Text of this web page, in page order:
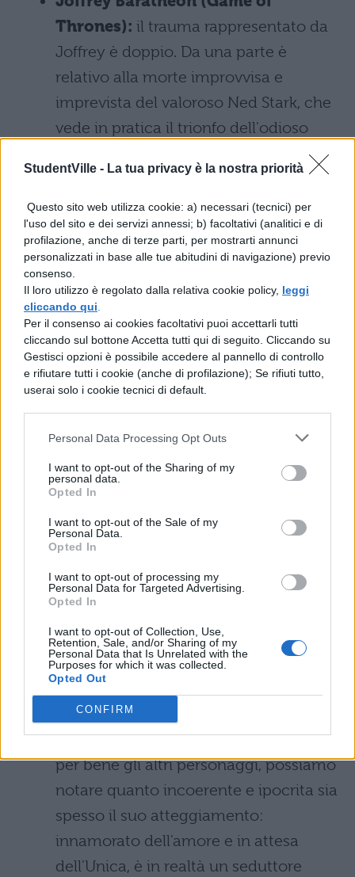
StudentVille - La tua privacy è la nostra priorità
Questo sito web utilizza cookie: a) necessari (tecnici) per
l'uso del sito e dei servizi annessi; b) facoltativi (analitici e di
profilazione, anche di terze parti, per mostrarti annunci
personalizzati in base alle tue abitudini di navigazione) previo
consenso.
Il loro utilizzo è regolato dalla relativa cookie policy, leggi
cliccando qui
Per il consenso ai cookies facoltativi puoi accettarli tutti
cliccando sul bottone Accetta tutti qui di seguito. Cliccando su
Gestisci opzioni è possibile accedere al pannello di controllo
e rifiutare tutti i cookie (anche di profilazione); Se rifiuti tutto,
userai solo i cookie tecnici di default.
Personal Data Processing Opt Outs
I want to opt-out of the Sharing of my
personal data.
Opted In
I want to opt-out of the Sale of my
Personal Data.
Opted In
I want to opt-out of processing my
Personal Data for Targeted Advertising.
Opted In
I want to opt-out of Collection, Use,
Retention, Sale, and/or Sharing of my
Personal Data that Is Unrelated with the
Purposes for which it was collected.
Opted Out
CONFIRM
Thrones): il trauma rappresentato da
Joffrey è doppio. Da una parte è
relativo alla morte improvvisa e
imprevista del valoroso Ned Stark, che
vede in pratica il trionfo dell'odioso
consapevolezza che, nonostante
l'estrema antipatia causata dal suo
sadismo e dall'arroganza estrema, la
sua morte, per quanto piacevole, non è
in grado di ridarci la serenità perduta.
Negan (The Walking Dead):in una
serie tv in cui i protagonisti sono
costantemente in balia di pericoli
estremi, circostanze esterne
spicca su ogni altro villain per il modo
in cui ci fa sentire l'impotenza dei
nostri eroi. E senza fare spoiler
possiamo almeno alludere alla pesante
e brutale morte di cui è responsabile
con totale indifferenza.
Ted Mosby (How I Met Your
Mother):Ted è davvero uno strano
personaggio. Si tratta di colui che
guida la narrazione della serie tv,
facendoci vedere tutto con i suoi
occhi. Ma al tempo stesso, osservando
per bene gli altri personaggi, possiamo
notare quanto incoerente e ipocrita sia
spesso il suo atteggiamento:
innamorato dell'amore e in attesa
dell'Unica, è in realtà un seduttore